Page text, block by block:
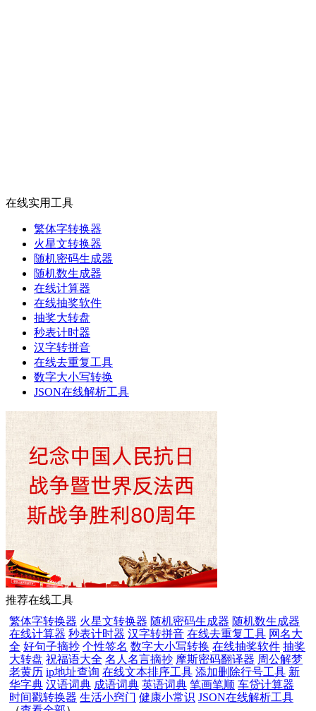
在线实用工具
繁体字转换器
火星文转换器
随机密码生成器
随机数生成器
在线计算器
在线抽奖软件
抽奖大转盘
秒表计时器
汉字转拼音
在线去重复工具
数字大小写转换
JSON在线解析工具
推荐在线工具
繁体字转换器 火星文转换器 随机密码生成器 随机数生成器
在线计算器 秒表计时器 汉字转拼音 在线去重复工具 网名大
全 好句子摘抄 个性签名 数字大小写转换 在线抽奖软件 抽奖
大转盘 祝福语大全 名人名言摘抄 摩斯密码翻译器 周公解梦
老黄历 ip地址查询 在线文本排序工具 添加删除行号工具 新
华字典 汉语词典 成语词典 英语词典 笔画笔顺 车贷计算器
时间戳转换器 生活小窍门 健康小常识 JSON在线解析工具